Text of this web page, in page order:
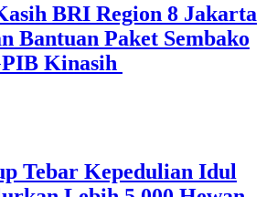
BRI Region 8 Jakarta
Bantuan Paket Sembako
Kinasih
Tebar Kepedulian Idul